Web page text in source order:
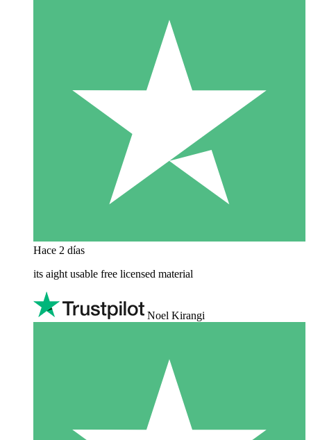
Hace 2 días
its aight usable free licensed material
Noel Kirangi